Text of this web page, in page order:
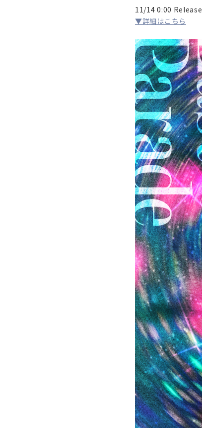
11/14 0:00 Release
▼詳細はこちら